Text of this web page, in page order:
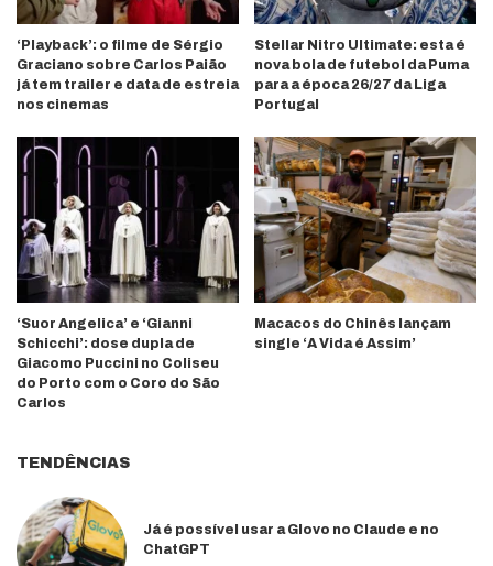
‘Playback’: o filme de Sérgio
Graciano sobre Carlos Paião
já tem trailer e data de estreia
nos cinemas
Stellar Nitro Ultimate: esta é
nova bola de futebol da Puma
para a época 26/27 da Liga
Portugal
‘Suor Angelica’ e ‘Gianni
Schicchi’: dose dupla de
Giacomo Puccini no Coliseu
do Porto com o Coro do São
Carlos
Macacos do Chinês lançam
single ‘A Vida é Assim’
TENDÊNCIAS
Já é possível usar a Glovo no Claude e no
ChatGPT